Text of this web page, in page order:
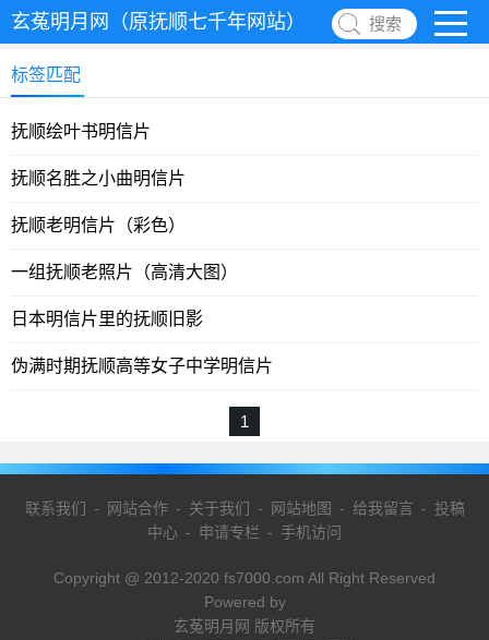
玄菟明月网（原抚顺七千年网站） 搜索
标签匹配
抚顺绘叶书明信片
抚顺名胜之小曲明信片
抚顺老明信片（彩色）
一组抚顺老照片（高清大图）
日本明信片里的抚顺旧影
伪满时期抚顺高等女子中学明信片
1
联系我们 - 网站合作- 关于我们 - 网站地图 - 给我留言 - 投稿
中心 - 申请专栏 - 手机访问
Copyright @ 2012-2020 fs7000.com All Right Reserved
Powered by
玄菟明月网 版权所有